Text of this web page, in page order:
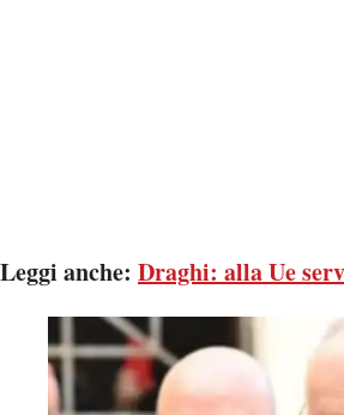
Leggi anche: Draghi: alla Ue